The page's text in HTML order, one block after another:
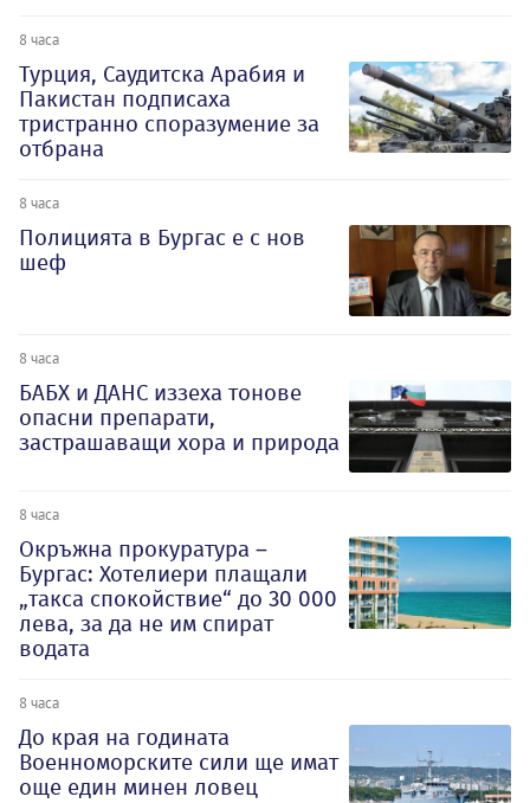
8 часа
Турция, Саудитска Арабия и
Пакистан подписаха
тристранно споразумение за
отбрана
8 часа
Полицията в Бургас е с нов
шеф
8 часа
БАБХ и ДАНС иззеха тонове
опасни препарати,
застрашаващи хора и природа
8 часа
Окръжна прокуратура –
Бургас: Хотелиери плащали
„такса спокойствие“ до 30 000
лева, за да не им спират
водата
8 часа
До края на годината
Военноморските сили ще имат
още един минен ловец